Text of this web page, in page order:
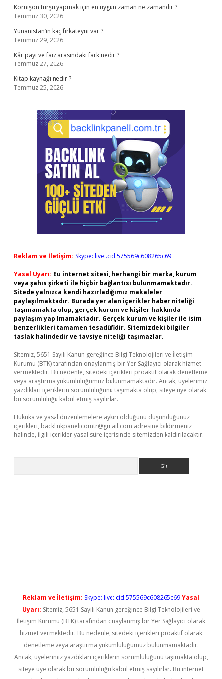
Kornişon turşu yapmak için en uygun zaman ne zamandır ?
Temmuz 30, 2026
Yunanistan’ın kaç fırkateyni var ?
Temmuz 29, 2026
Kâr payı ve faiz arasındaki fark nedir ?
Temmuz 27, 2026
Kitap kaynağı nedir ?
Temmuz 25, 2026
Reklam ve İletişim: Skype: live:.cid.575569c608265c69
Yasal Uyarı: Bu internet sitesi, herhangi bir marka, kurum
veya şahıs şirketi ile hiçbir bağlantısı bulunmamaktadır.
Sitede yalnızca kendi hazırladığımız makaleler
paylaşılmaktadır. Burada yer alan içerikler haber niteliği
taşımamakta olup, gerçek kurum ve kişiler hakkında
paylaşım yapılmamaktadır. Gerçek kurum ve kişiler ile isim
benzerlikleri tamamen tesadüfidir. Sitemizdeki bilgiler
taslak halindedir ve tavsiye niteliği taşımazlar.
Sitemiz, 5651 Sayılı Kanun gereğince Bilgi Teknolojileri ve İletişim
Kurumu (BTK) tarafından onaylanmış bir Yer Sağlayıcı olarak hizmet
vermektedir. Bu nedenle, sitedeki içerikleri proaktif olarak denetleme
veya araştırma yükümlülüğümüz bulunmamaktadır. Ancak, üyelerimiz
yazdıkları içeriklerin sorumluluğunu taşımakta olup, siteye üye olarak
bu sorumluluğu kabul etmiş sayılırlar.
Hukuka ve yasal düzenlemelere aykırı olduğunu düşündüğünüz
içerikleri, backlinkpanelicomtr@gmail.com adresine bildirmeniz
halinde, ilgili içerikler yasal süre içerisinde sitemizden kaldırılacaktır.
Reklam ve İletişim: Skype: live:.cid.575569c608265c69Yasal
Uyarı: Sitemiz, 5651 Sayılı Kanun gereğince Bilgi Teknolojileri ve
İletişim Kurumu (BTK) tarafından onaylanmış bir Yer Sağlayıcı olarak
hizmet vermektedir. Bu nedenle, sitedeki içerikleri proaktif olarak
denetleme veya araştırma yükümlülüğümüz bulunmamaktadır.
Ancak, üyelerimiz yazdıkları içeriklerin sorumluluğunu taşımakta olup,
siteye üye olarak bu sorumluluğu kabul etmiş sayılırlar. Bu internet